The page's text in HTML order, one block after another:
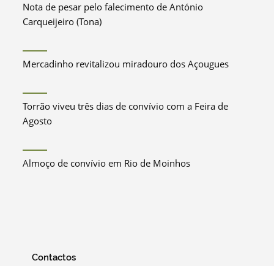
Nota de pesar pelo falecimento de António
Carqueijeiro (Tona)
Mercadinho revitalizou miradouro dos Açougues
Torrão viveu três dias de convívio com a Feira de
Agosto
Almoço de convívio em Rio de Moinhos
Contactos